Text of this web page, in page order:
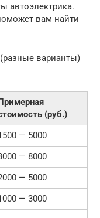
автоэлектрика.
вам найти
варианты)
(руб.)
— 5000
— 8000
— 5000
— 3000